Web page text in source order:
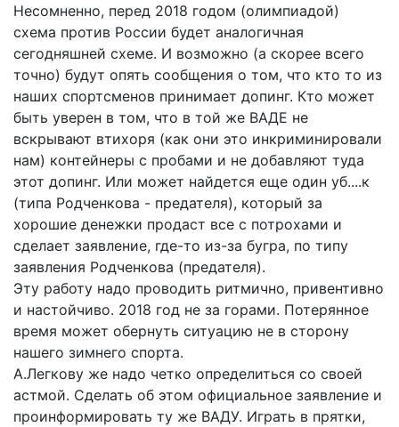
Несомненно, перед 2018 годом (олимпиадой)
схема против России будет аналогичная
сегодняшней схеме. И возможно (а скорее всего
точно) будут опять сообщения о том, что кто то из
наших спортсменов принимает допинг. Кто может
быть уверен в том, что в той же ВАДЕ не
вскрывают втихоря (как они это инкриминировали
нам) контейнеры с пробами и не добавляют туда
этот допинг. Или может найдется еще один уб....к
(типа Родченкова - предателя), который за
хорошие денежки продаст все с потрохами и
сделает заявление, где-то из-за бугра, по типу
заявления Родченкова (предателя).
Эту работу надо проводить ритмично, привентивно
и настойчиво. 2018 год не за горами. Потерянное
время может обернуть ситуацию не в сторону
нашего зимнего спорта.
А.Легкову же надо четко определиться со своей
астмой. Сделать об этом официальное заявление и
проинформировать ту же ВАДУ. Играть в прятки,